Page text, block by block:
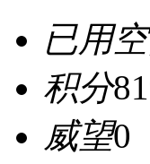
已用
积分
威望0